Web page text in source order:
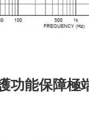
功能保障極